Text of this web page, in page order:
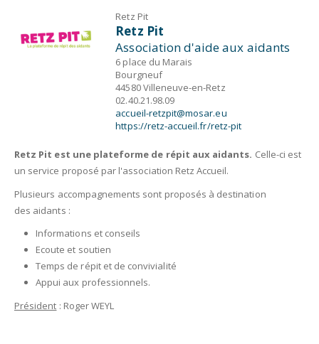
Retz Pit
Retz Pit
Association d'aide aux aidants
6 place du Marais
Bourgneuf
44580 Villeneuve-en-Retz
02.40.21.98.09
accueil-retzpit@mosar.eu
https://retz-accueil.fr/retz-pit
Retz Pit est une plateforme de répit aux aidants. Celle-ci est
un service proposé par l'association Retz Accueil.
Plusieurs accompagnements sont proposés à destination
des aidants :
Informations et conseils
Ecoute et soutien
Temps de répit et de convivialité
Appui aux professionnels.
Président : Roger WEYL